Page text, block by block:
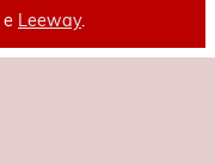
e Leeway.